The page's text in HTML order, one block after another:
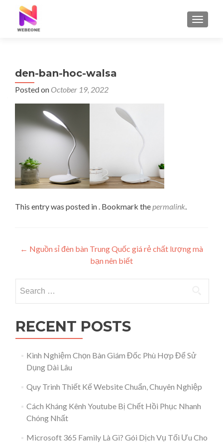
den-ban-hoc-walsa
Posted on October 19, 2022
This entry was posted in . Bookmark thepermalink.
Post navigation
← Nguồn sỉ đèn bàn Trung Quốc giá rẻ chất lượng mà
bạn nên biết
RECENT POSTS
Kinh Nghiệm Chọn Bàn Giám Đốc Phù Hợp Để Sử
Dụng Dài Lâu
Quy Trình Thiết Kế Website Chuẩn, Chuyên Nghiệp
Cách Kháng Kênh Youtube Bị Chết Hồi Phục Nhanh
Chóng Nhất
Microsoft 365 Family Là Gì? Gói Dịch Vụ Tối Ưu Cho